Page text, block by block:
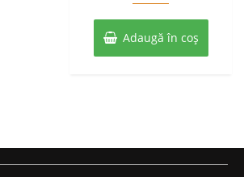
fost:
60 lei.
27 lei.
gigant
mix
3
buc
Adaugă în coș